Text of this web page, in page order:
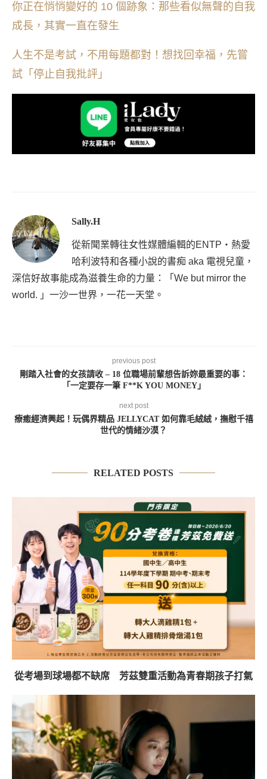
你正在悄悄變好的 10 個跡象：那些看似無聲的自我
成長，其實一直在發生
人生不是考試，不用每題都對！想找回幸福，先嘗
試「停止自我批評」
Sally.H
從新聞業轉往女性媒體編輯的ENTP・熱愛
哈利波特和各種小說的書痴 aka 電視兒童，
深信好故事能成為滋養生命的力量：「We but mirror the
world. 」一沙一世界，一花一天堂。
previous post
剛踏入社會的女孩請收 – 18 位職場前輩想告訴妳最重要的事：
「一定要存一筆 F**K YOU MONEY」
next post
療癒經濟興起！玩偶界精品 JELLYCAT 如何靠毛絨絨，撫慰千禧
世代的情緒沙漠？
RELATED POSTS
從考場到球場都不缺席 芳茲雙重活動為青春期孩子打氣